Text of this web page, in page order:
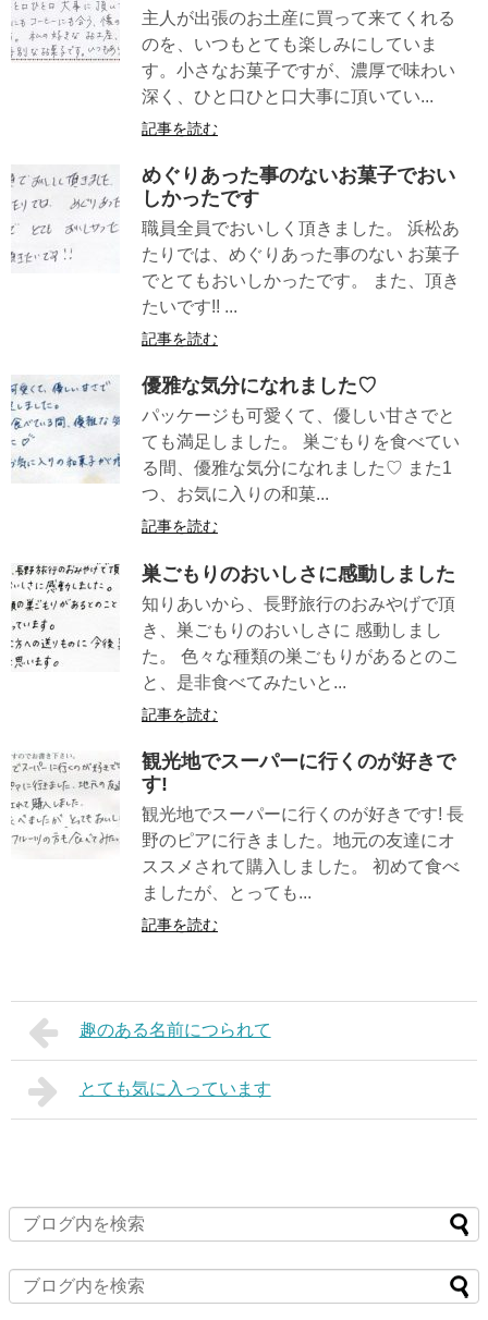
主人が出張のお土産に買って来てくれる
のを、いつもとても楽しみにしていま
す。小さなお菓子ですが、濃厚で味わい
深く、ひと口ひと口大事に頂いてい...
記事を読む
めぐりあった事のないお菓子でおい
しかったです
職員全員でおいしく頂きました。 浜松あ
たりでは、めぐりあった事のない お菓子
でとてもおいしかったです。 また、頂き
たいです!! ...
記事を読む
優雅な気分になれました♡
パッケージも可愛くて、優しい甘さでと
ても満足しました。 巣ごもりを食べてい
る間、優雅な気分になれました♡ また1
つ、お気に入りの和菓...
記事を読む
巣ごもりのおいしさに感動しました
知りあいから、長野旅行のおみやげで頂
き、巣ごもりのおいしさに 感動しまし
た。 色々な種類の巣ごもりがあるとのこ
と、是非食べてみたいと...
記事を読む
観光地でスーパーに行くのが好きで
す!
観光地でスーパーに行くのが好きです! 長
野のピアに行きました。地元の友達にオ
ススメされて購入しました。 初めて食べ
ましたが、とっても...
記事を読む
趣のある名前につられて
とても気に入っています